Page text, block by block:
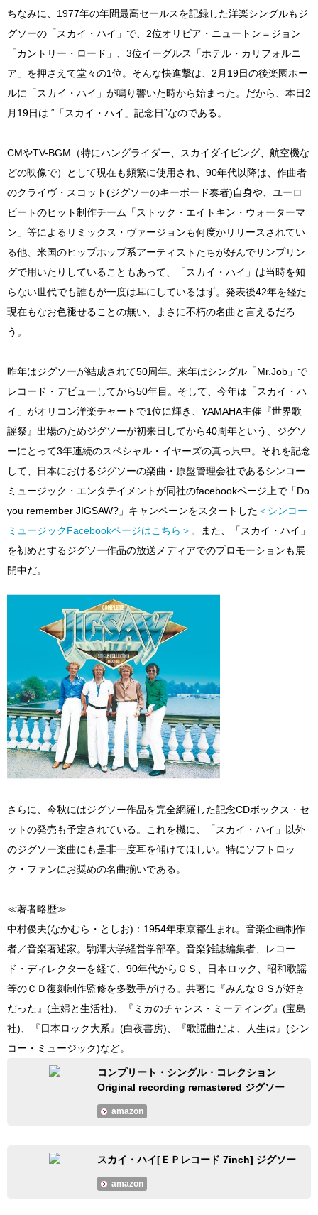
ちなみに、1977年の年間最高セールスを記録した洋楽シングルもジ
グソーの「スカイ・ハイ」で、2位オリビア・ニュートン＝ジョン
「カントリー・ロード」、3位イーグルス「ホテル・カリフォルニ
ア」を押さえて堂々の1位。そんな快進撃は、2月19日の後楽園ホー
ルに「スカイ・ハイ」が鳴り響いた時から始まった。だから、本日2
月19日は “「スカイ・ハイ」記念日”なのである。
CMやTV-BGM（特にハングライダー、スカイダイビング、航空機な
どの映像で）として現在も頻繁に使用され、90年代以降は、作曲者
のクライヴ・スコット(ジグソーのキーボード奏者)自身や、ユーロ
ビートのヒット制作チーム「ストック・エイトキン・ウォーターマ
ン」等によるリミックス・ヴァージョンも何度かリリースされてい
る他、米国のヒップホップ系アーティストたちが好んでサンプリン
グで用いたりしていることもあって、「スカイ・ハイ」は当時を知
らない世代でも誰もが一度は耳にしているはず。発表後42年を経た
現在もなお色褪せることの無い、まさに不朽の名曲と言えるだろ
う。
昨年はジグソーが結成されて50周年。来年はシングル「Mr.Job」で
レコード・デビューしてから50年目。そして、今年は「スカイ・ハ
イ」がオリコン洋楽チャートで1位に輝き、YAMAHA主催『世界歌
謡祭』出場のためジグソーが初来日してから40周年という、ジグソ
ーにとって3年連続のスペシャル・イヤーズの真っ只中。それを記念
して、日本におけるジグソーの楽曲・原盤管理会社であるシンコー
ミュージック・エンタテイメントが同社のfacebookページ上で「Do
you remember JIGSAW?」キャンペーンをスタートした ＜シンコー
ミュージックFacebookページはこちら＞ 。また、「スカイ・ハイ」
を初めとするジグソー作品の放送メディアでのプロモーションも展
開中だ。
さらに、今秋にはジグソー作品を完全網羅した記念CDボックス・セ
ットの発売も予定されている。これを機に、「スカイ・ハイ」以外
のジグソー楽曲にも是非一度耳を傾けてほしい。特にソフトロッ
ク・ファンにお奨めの名曲揃いである。
≪著者略歴≫
中村俊夫(なかむら・としお)：1954年東京都生まれ。音楽企画制作
者／音楽著述家。駒澤大学経営学部卒。音楽雑誌編集者、レコー
ド・ディレクターを経て、90年代からＧＳ、日本ロック、昭和歌謡
等のＣＤ復刻制作監修を多数手がける。共著に『みんなＧＳが好き
だった』(主婦と生活社)、『ミカのチャンス・ミーティング』(宝島
社)、『日本ロック大系』(白夜書房)、『歌謡曲だよ、人生は』(シン
コー・ミュージック)など。
コンプリート・シングル・コレクション
Original recording remastered ジグソー
amazon
スカイ・ハイ[ＥＰレコード 7inch] ジグソー
amazon